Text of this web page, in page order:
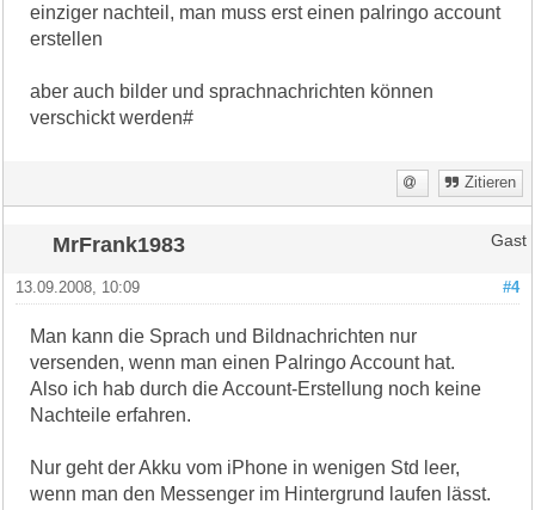
einziger nachteil, man muss erst einen palringo account
erstellen
aber auch bilder und sprachnachrichten können
verschickt werden#
Zitieren
MrFrank1983 Gast
#4
13.09.2008, 10:09
Man kann die Sprach und Bildnachrichten nur
versenden, wenn man einen Palringo Account hat.
Also ich hab durch die Account-Erstellung noch keine
Nachteile erfahren.
Nur geht der Akku vom iPhone in wenigen Std leer,
wenn man den Messenger im Hintergrund laufen lässt.